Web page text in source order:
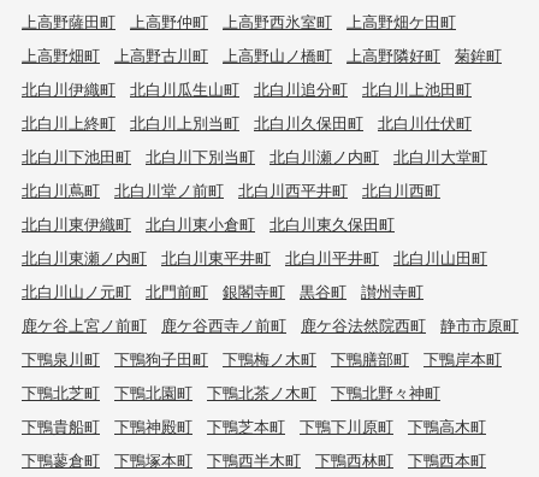
上高野薩田町
上高野仲町 上高野西氷室町
上高野畑ケ田町
上高野畑町
上高野古川町 上高野山ノ橋町 上高野隣好町
菊鉾町
北白川伊織町
北白川瓜生山町 北白川追分町
北白川上池田町
北白川上終町
北白川上別当町 北白川久保田町
北白川仕伏町
北白川下池田町
北白川下別当町 北白川瀬ノ内町
北白川大堂町
北白川蔦町
北白川堂ノ前町 北白川西平井町
北白川西町
北白川東伊織町
北白川東小倉町
北白川東久保田町
北白川東瀬ノ内町
北白川東平井町 北白川平井町
北白川山田町
北白川山ノ元町
北門前町 銀閣寺町 黒谷町
讃州寺町
鹿ケ谷上宮ノ前町
鹿ケ谷西寺ノ前町 鹿ケ谷法然院西町
静市市原町
下鴨泉川町
下鴨狗子田町 下鴨梅ノ木町 下鴨膳部町
下鴨岸本町
下鴨北芝町
下鴨北園町 下鴨北茶ノ木町
下鴨北野々神町
下鴨貴船町
下鴨神殿町 下鴨芝本町 下鴨下川原町
下鴨高木町
下鴨蓼倉町
下鴨塚本町 下鴨西半木町 下鴨西林町
下鴨西本町